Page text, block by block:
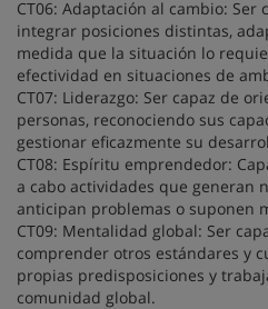
CT06: Adaptación al cambio: Ser
integrar posiciones distintas,
medida que la situación lo
efectividad en situaciones de
CT07: Liderazgo: Ser capaz de
personas, reconociendo sus
gestionar eficazmente su
CT08: Espíritu emprendedor:
a cabo actividades que generan
anticipan problemas o suponen
CT09: Mentalidad global: Ser
comprender otros estándares y
propias predisposiciones y
comunidad global.